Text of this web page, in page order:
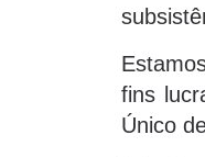
fins
Único